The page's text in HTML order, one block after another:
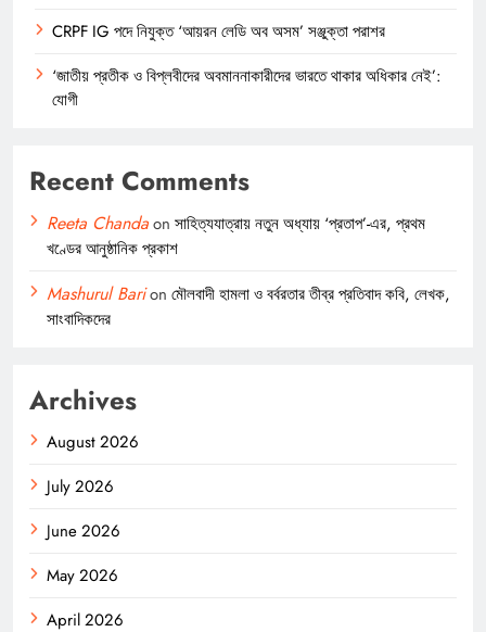
CRPF IG পদে নিযুক্ত ‘আয়রন লেডি অব অসম’ সঞ্জুক্তা পরাশর
‘জাতীয় প্রতীক ও বিপ্লবীদের অবমাননাকারীদের ভারতে থাকার অধিকার নেই’:
যোগী
Recent Comments
Reeta Chandaon সাহিত্যযাত্রায় নতুন অধ্যায় ‘প্রতাপ’-এর, প্রথম
খণ্ডের আনুষ্ঠানিক প্রকাশ
Mashurul Barion মৌলবাদী হামলা ও বর্বরতার তীব্র প্রতিবাদ কবি, লেখক,
সাংবাদিকদের
Archives
August 2026
July 2026
June 2026
May 2026
April 2026